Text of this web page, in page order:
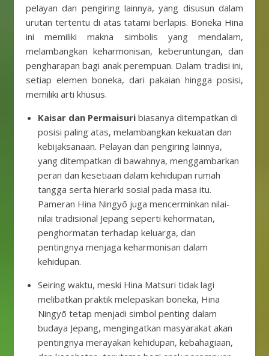
pelayan dan pengiring lainnya, yang disusun dalam
urutan tertentu di atas tatami berlapis. Boneka Hina
ini memiliki makna simbolis yang mendalam,
melambangkan keharmonisan, keberuntungan, dan
pengharapan bagi anak perempuan. Dalam tradisi ini,
setiap elemen boneka, dari pakaian hingga posisi,
memiliki arti khusus.
Kaisar dan Permaisuri biasanya ditempatkan di
posisi paling atas, melambangkan kekuatan dan
kebijaksanaan. Pelayan dan pengiring lainnya,
yang ditempatkan di bawahnya, menggambarkan
peran dan kesetiaan dalam kehidupan rumah
tangga serta hierarki sosial pada masa itu.
Pameran Hina Ningyō juga mencerminkan nilai-
nilai tradisional Jepang seperti kehormatan,
penghormatan terhadap keluarga, dan
pentingnya menjaga keharmonisan dalam
kehidupan.
Seiring waktu, meski Hina Matsuri tidak lagi
melibatkan praktik melepaskan boneka, Hina
Ningyō tetap menjadi simbol penting dalam
budaya Jepang, mengingatkan masyarakat akan
pentingnya merayakan kehidupan, kebahagiaan,